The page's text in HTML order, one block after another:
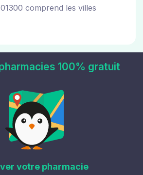
comprend les villes
100% gratuit
votre pharmacie